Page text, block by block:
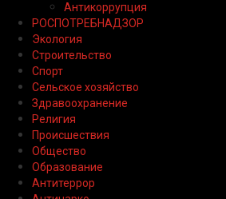
Антикоррупция
РОСПОТРЕБНАДЗОР
Экология
Строительство
Спорт
Сельское хозяйство
Здравоохранение
Религия
Происшествия
Общество
Образование
Антитеррор